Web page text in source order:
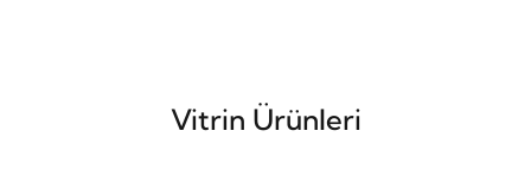
Vitrin Ürünleri